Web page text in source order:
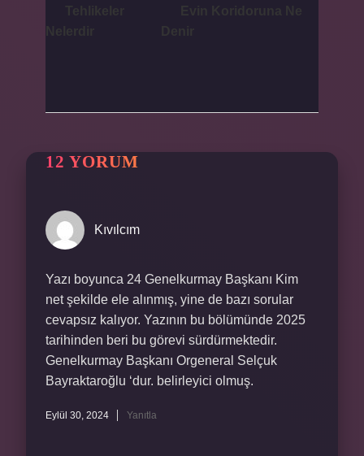
12 YORUM
Kıvılcım
Yazı boyunca 24 Genelkurmay Başkanı Kim
net şekilde ele alınmış, yine de bazı sorular
cevapsız kalıyor. Yazının bu bölümünde 2025
tarihinden beri bu görevi sürdürmektedir.
Genelkurmay Başkanı Orgeneral Selçuk
Bayraktaroğlu ‘dur. belirleyici olmuş.
Eylül 30, 2024 Yanıtla